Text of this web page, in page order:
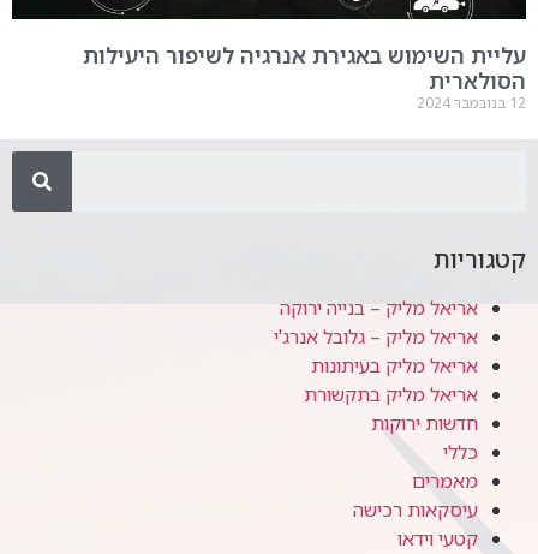
עליית השימוש באגירת אנרגיה לשיפור היעילות
הסולארית
12 בנובמבר 2024
קטגוריות
אריאל מליק – בנייה ירוקה
אריאל מליק – גלובל אנרג'י
אריאל מליק בעיתונות
אריאל מליק בתקשורת
חדשות ירוקות
כללי
מאמרים
עיסקאות רכישה
קטעי וידאו